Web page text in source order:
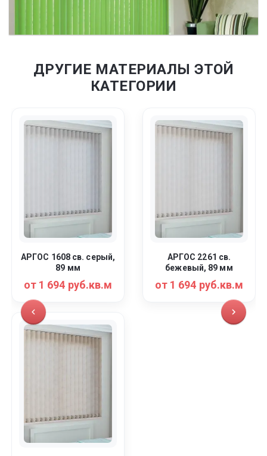
ДРУГИЕ МАТЕРИАЛЫ ЭТОЙ
КАТЕГОРИИ
АРГОС 1608 св. серый,
89 мм
от 1 694 руб.кв.м
АРГОС 2261 св.
бежевый, 89 мм
от 1 694 руб.кв.м